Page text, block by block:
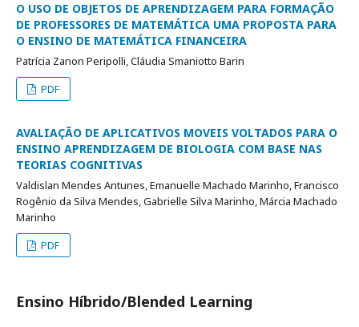
O USO DE OBJETOS DE APRENDIZAGEM PARA FORMAÇÃO
DE PROFESSORES DE MATEMÁTICA UMA PROPOSTA PARA
O ENSINO DE MATEMÁTICA FINANCEIRA
Patrícia Zanon Peripolli, Cláudia Smaniotto Barin
PDF
AVALIAÇÃO DE APLICATIVOS MOVEIS VOLTADOS PARA O
ENSINO APRENDIZAGEM DE BIOLOGIA COM BASE NAS
TEORIAS COGNITIVAS
Valdislan Mendes Antunes, Emanuelle Machado Marinho, Francisco
Rogênio da Silva Mendes, Gabrielle Silva Marinho, Márcia Machado
Marinho
PDF
Ensino Híbrido/Blended Learning